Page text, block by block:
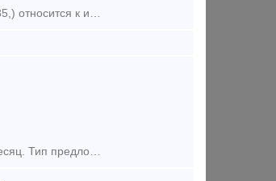
Клин фрикционный или клин «Ханина» (черт. № М1698.00.002 СЧ-25 и М1698.00.003 СЧ-35,) относится к износостойким элементам по проекту модернизации грузовых вагонов M l698 ПКБ ЦВ. Изгота
Клин Ханина в наличии для ремонта и сборки вагонов. Свое производство 30000 штук в месяц. Тип предложения: предлагаю продукцию, услугу